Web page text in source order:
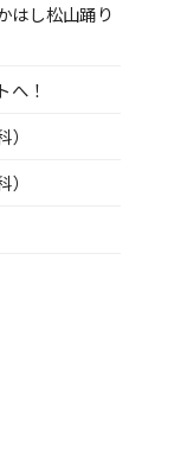
はし松山踊り
へ！